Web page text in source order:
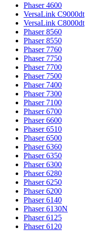
Phaser 4600
VersaLink C9000dt
VersaLink C8000dt
Phaser 8560
Phaser 8550
Phaser 7760
Phaser 7750
Phaser 7700
Phaser 7500
Phaser 7400
Phaser 7300
Phaser 7100
Phaser 6700
Phaser 6600
Phaser 6510
Phaser 6500
Phaser 6360
Phaser 6350
Phaser 6300
Phaser 6280
Phaser 6250
Phaser 6200
Phaser 6140
Phaser 6130N
Phaser 6125
Phaser 6120